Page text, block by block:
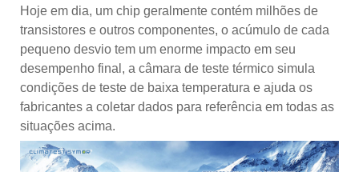
Hoje em dia, um chip geralmente contém milhões de
transistores e outros componentes, o acúmulo de cada
pequeno desvio tem um enorme impacto em seu
desempenho final, a câmara de teste térmico simula
condições de teste de baixa temperatura e ajuda os
fabricantes a coletar dados para referência em todas as
situações acima.